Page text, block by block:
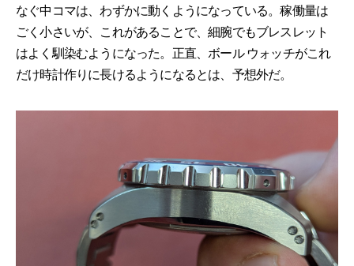
なぐ中コマは、わずかに動くようになっている。稼働量は
ごく小さいが、これがあることで、細腕でもブレスレット
はよく馴染むようになった。正直、ボール ウォッチがこれ
だけ時計作りに長けるようになるとは、予想外だ。